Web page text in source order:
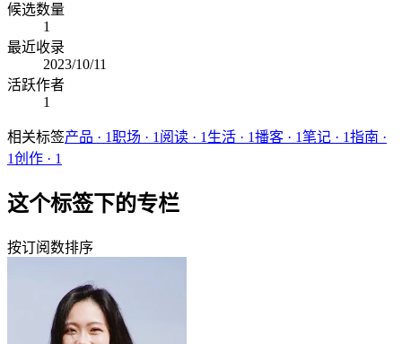
候选数量
1
最近收录
2023/10/11
活跃作者
1
相关标签产品 · 1职场 · 1 阅读 · 1 生活 · 1播客 · 1笔记 · 1指南 ·
1创作 · 1
这个标签下的专栏
按订阅数排序